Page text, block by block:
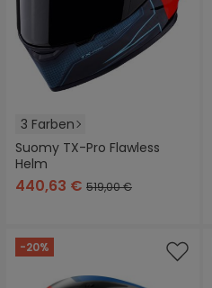
3 Farben
Suomy TX-Pro Flawless
Helm
440,63 € 519,00 €
-20%